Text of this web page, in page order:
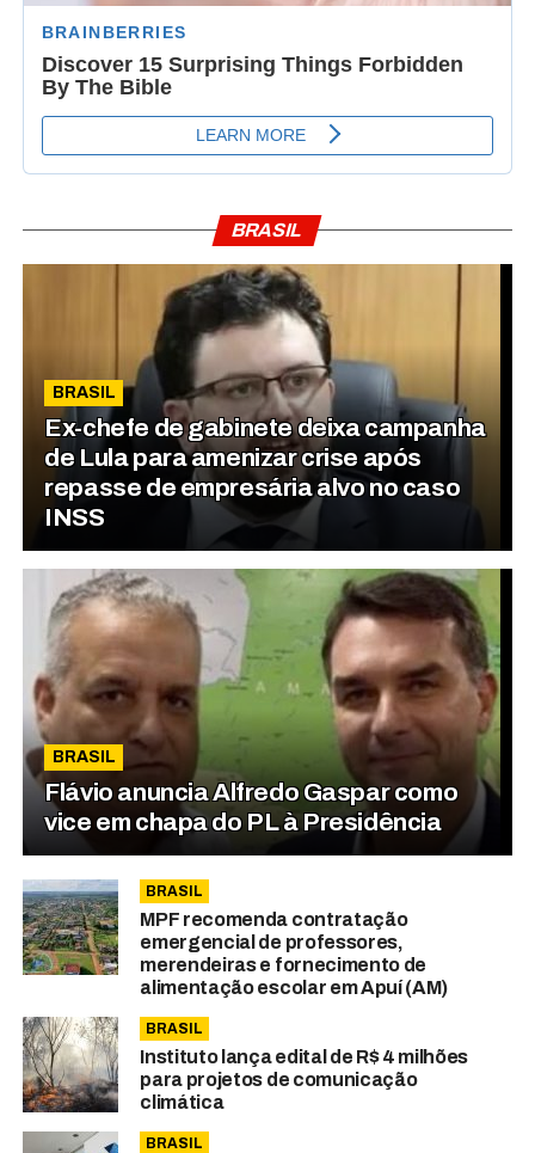
BRASIL
BRASIL
Ex-chefe de gabinete deixa campanha
de Lula para amenizar crise após
repasse de empresária alvo no caso
INSS
BRASIL
Flávio anuncia Alfredo Gaspar como
vice em chapa do PL à Presidência
BRASIL
MPF recomenda contratação
emergencial de professores,
merendeiras e fornecimento de
alimentação escolar em Apuí (AM)
BRASIL
Instituto lança edital de R$ 4 milhões
para projetos de comunicação
climática
BRASIL